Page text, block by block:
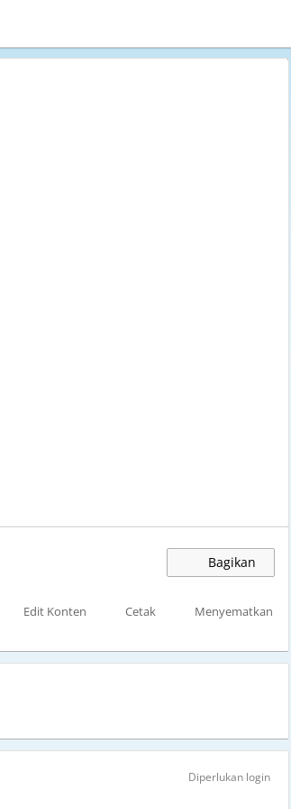
Bagikan
Edit Konten Cetak Menyematkan
Diperlukan login